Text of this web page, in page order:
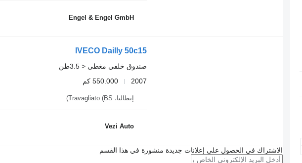
Engel & Engel GmbH
IVECO Dailly 50c15
صندوق خلفي مغطى < 3.5طن
2007
550.000 كم
إيطاليا، Travagliato (BS)
Vezi Auto
الاشتراك في الحصول على إعلانات جديدة منشورة في هذا القسم